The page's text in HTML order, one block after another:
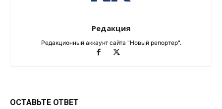
Редакция
Редакционный аккаунт сайта "Новый репортер".
ОСТАВЬТЕ ОТВЕТ